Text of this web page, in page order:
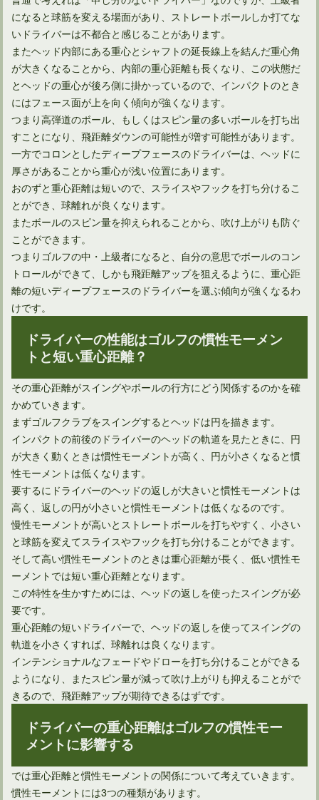
ウェッジ性能はヘッドだけでなくシャフトの選び方も重要！
アイアンのシャフトはカーボンシャフトがメリット多めかも？
ウェッジを選ぶときはセットと単品でショットの精度が変わる
アプローチ練習を室内でする時におすすめゴルフ用品10選
ネットで知るアイアンの種類と特徴！ゴルフメーカー別10選
ドライバーを購入するゴルフ初心者におすすめの選び方10選
になると球筋を変える場面があり、ストレートボールしか打てな
いドライバーは不都合と感じることがあります。
またヘッド内部にある重心とシャフトの延長線上を結んだ重心角
が大きくなることから、内部の重心距離も長くなり、この状態だ
とヘッドの重心が後ろ側に掛かっているので、インパクトのとき
にはフェース面が上を向く傾向が強くなります。
つまり高弾道のボール、もしくはスピン量の多いボールを打ち出
すことになり、飛距離ダウンの可能性が増す可能性があります。
一方でコロンとしたディープフェースのドライバーは、ヘッドに
厚さがあることから重心が浅い位置にあります。
おのずと重心距離は短いので、スライスやフックを打ち分けるこ
とができ、球離れが良くなります。
またボールのスピン量を抑えられることから、吹け上がりも防ぐ
ことができます。
つまりゴルフの中・上級者になると、自分の意思でボールのコン
トロールができて、しかも飛距離アップを狙えるように、重心距
離の短いディープフェースのドライバーを選ぶ傾向が強くなるわ
けです。
ドライバーの性能はゴルフの慣性モーメン
トと短い重心距離？
その重心距離がスイングやボールの行方にどう関係するのかを確
かめていきます。
まずゴルフクラブをスイングするとヘッドは円を描きます。
インパクトの前後のドライバーのヘッドの軌道を見たときに、円
が大きく動くときは慣性モーメントが高く、円が小さくなると慣
性モーメントは低くなります。
要するにドライバーのヘッドの返しが大きいと慣性モーメントは
高く、返しの円が小さいと慣性モーメントは低くなるのです。
慢性モーメントが高いとストレートボールを打ちやすく、小さい
と球筋を変えてスライスやフックを打ち分けることができます。
そして高い慣性モーメントのときは重心距離が長く、低い慣性モ
ーメントでは短い重心距離となります。
この特性を生かすためには、ヘッドの返しを使ったスイングが必
要です。
重心距離の短いドライバーで、ヘッドの返しを使ってスイングの
軌道を小さくすれば、球離れは良くなります。
インテンショナルなフェードやドローを打ち分けることができる
ようになり、またスピン量が減って吹け上がりも抑えることがで
きるので、飛距離アップが期待できるはずです。
ドライバーの重心距離はゴルフの慣性モー
メントに影響する
では重心距離と慣性モーメントの関係について考えていきます。
慣性モーメントには3つの種類があります。